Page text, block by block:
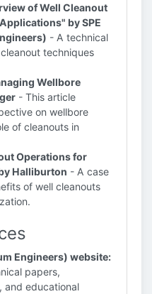
of Well Cleanout
by SPE
- A technical
techniques
Wellbore
- This article
on wellbore
of cleanouts in
Operations for
Halliburton - A case
of well cleanouts
Engineers) website:
papers,
and educational